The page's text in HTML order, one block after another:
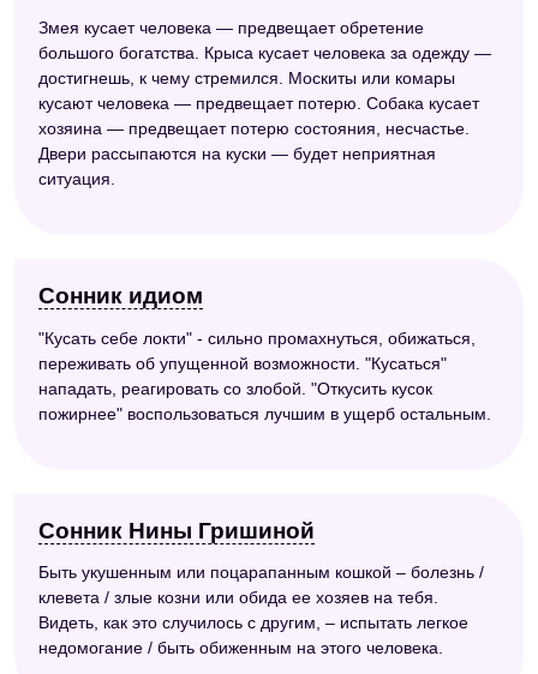
Змея кусает человека — предвещает обретение
большого богатства. Крыса кусает человека за одежду —
достигнешь, к чему стремился. Москиты или комары
кусают человека — предвещает потерю. Собака кусает
хозяина — предвещает потерю состояния, несчастье.
Двери рассыпаются на куски — будет неприятная
ситуация.
Сонник идиом
"Кусать себе локти" - сильно промахнуться, обижаться,
переживать об упущенной возможности. "Кусаться"
нападать, реагировать со злобой. "Откусить кусок
пожирнее" воспользоваться лучшим в ущерб остальным.
Сонник Нины Гришиной
Быть укушенным или поцарапанным кошкой – болезнь /
клевета / злые козни или обида ее хозяев на тебя.
Видеть, как это случилось с другим, – испытать легкое
недомогание / быть обиженным на этого человека.